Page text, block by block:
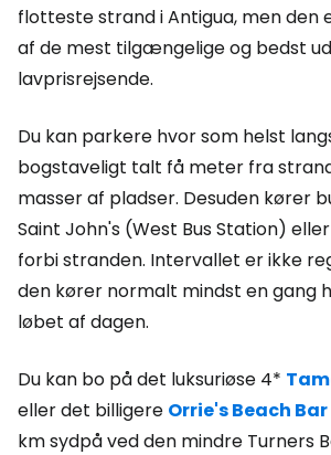
flotteste strand i Antigua, men den
af de mest tilgængelige og bedst
lavprisrejsende.
Du kan parkere hvor som helst
bogstaveligt talt få meter fra
masser af pladser. Desuden kører
Saint John's (West Bus Station)
forbi stranden. Intervallet er ikke
den kører normalt mindst en gang
løbet af dagen.
Du kan bo på det luksuriøse 4*
eller det billigere Orrie's Beach
km sydpå ved den mindre Turners